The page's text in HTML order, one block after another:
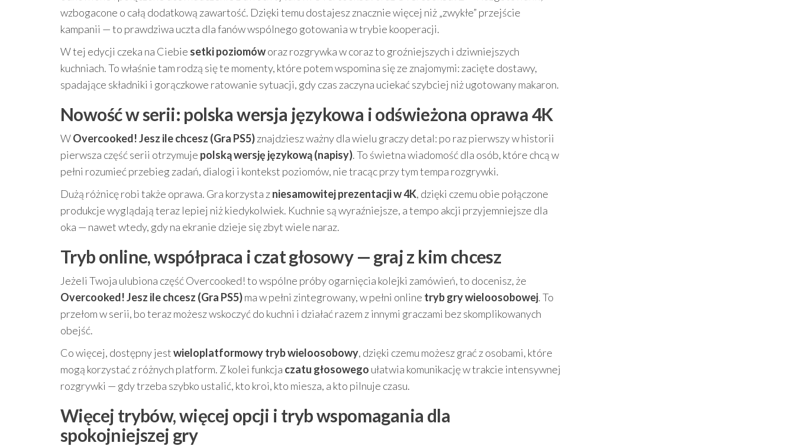
wzbogacone o całą dodatkową zawartość. Dzięki temu dostajesz znacznie więcej niż „zwykłe” przejście
kampanii — to prawdziwa uczta dla fanów wspólnego gotowania w trybie kooperacji.
W tej edycji czeka na Ciebie setki poziomóworaz rozgrywka w coraz to groźniejszych i dziwniejszych
kuchniach. To właśnie tam rodzą się te momenty, które potem wspomina się ze znajomymi: zacięte dostawy,
spadające składniki i gorączkowe ratowanie sytuacji, gdy czas zaczyna uciekać szybciej niż ugotowany makaron.
Nowość w serii: polska wersja językowa i odświeżona oprawa 4K
WOvercooked! Jesz ile chcesz (Gra PS5)znajdziesz ważny dla wielu graczy detal: po raz pierwszy w historii
pierwsza część serii otrzymuje polską wersję językową (napisy). To świetna wiadomość dla osób, które chcą w
pełni rozumieć przebieg zadań, dialogi i kontekst poziomów, nie tracąc przy tym tempa rozgrywki.
Dużą różnicę robi także oprawa. Gra korzysta zniesamowitej prezentacji w 4K, dzięki czemu obie połączone
produkcje wyglądają teraz lepiej niż kiedykolwiek. Kuchnie są wyraźniejsze, a tempo akcji przyjemniejsze dla
oka — nawet wtedy, gdy na ekranie dzieje się zbyt wiele naraz.
Tryb online, współpraca i czat głosowy — graj z kim chcesz
Jeżeli Twoja ulubiona część Overcooked! to wspólne próby ogarnięcia kolejki zamówień, to docenisz, że
Overcooked! Jesz ile chcesz (Gra PS5)ma w pełni zintegrowany, w pełni online tryb gry wieloosobowej. To
przełom w serii, bo teraz możesz wskoczyć do kuchni i działać razem z innymi graczami bez skomplikowanych
obejść.
Co więcej, dostępny jestwieloplatformowy tryb wieloosobowy, dzięki czemu możesz grać z osobami, które
mogą korzystać z różnych platform. Z kolei funkcja czatu głosowego ułatwia komunikację w trakcie intensywnej
rozgrywki — gdy trzeba szybko ustalić, kto kroi, kto miesza, a kto pilnuje czasu.
Więcej trybów, więcej opcji i tryb wspomagania dla
spokojniejszej gry